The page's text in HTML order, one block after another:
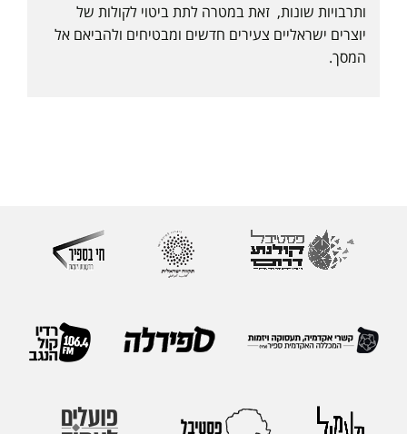
ותרבויות שונות, זאת במטרה לתת ביטוי לקולות של
יוצרים ישראליים צעירים חדשים ומבטיחים ולהביאם אל
המסך.